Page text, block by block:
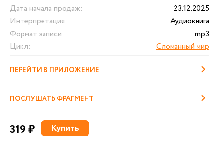
Дата начала продаж:
23.12.2025
Интерпретация:
Аудиокнига
Формат записи:
mp3
Цикл:
Сломанный мир
ПЕРЕЙТИ В ПРИЛОЖЕНИЕ
ПОСЛУШАТЬ ФРАГМЕНТ
319 ₽ Купить